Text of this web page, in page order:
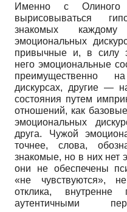
Именно с
вырисовываться
знакомых
эмоциональных
привычные и, в силу
него эмоциональные
преимущественно
дискурсах, другие —
состояния путем
отношений, как
эмоциональных
друга. Чужой
точнее, слова,
знакомые, но в них нет
они не обеспечены
«не чувствуются»,
отклика,
аутентичными